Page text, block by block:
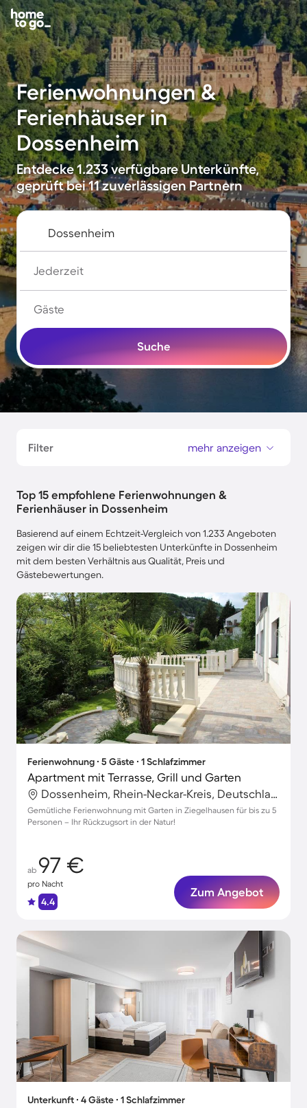
Ferienwohnungen &
Ferienhäuser in
Dossenheim
Entdecke 1.233 verfügbare Unterkünfte,
geprüft bei 11 zuverlässigen Partnern
Jederzeit
Gäste
Suche
Filter mehr anzeigen
Top 15 empfohlene Ferienwohnungen &
Ferienhäuser in Dossenheim
Basierend auf einem Echtzeit-Vergleich von 1.233 Angeboten
zeigen wir dir die 15 beliebtesten Unterkünfte in Dossenheim
mit dem besten Verhältnis aus Qualität, Preis und
Gästebewertungen.
Ferienwohnung ∙ 5 Gäste ∙ 1 Schlafzimmer
Apartment mit Terrasse, Grill und Garten
Dossenheim, Rhein-Neckar-Kreis, Deutschland
Gemütliche Ferienwohnung mit Garten in Ziegelhausen für bis zu 5
Personen – Ihr Rückzugsort in der Natur!
ab 97 €
pro Nacht
4.4
Zum Angebot
Unterkunft ∙ 4 Gäste ∙ 1 Schlafzimmer